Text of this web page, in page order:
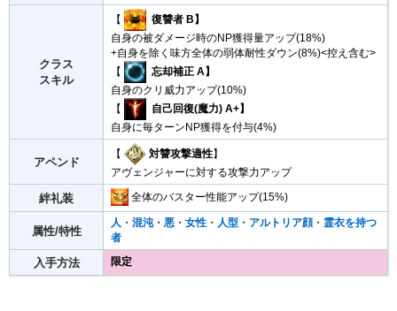
クラス
スキル
【
復讐者 B】
自身の被ダメージ時のNP獲得量アップ(18%)
+自身を除く味方全体の弱体耐性ダウン(8%)<控え含む>
【
忘却補正 A】
自身のクリ威力アップ(10%)
【
自己回復(魔力) A+】
自身に毎ターンNP獲得を付与(4%)
アペンド
【 対讐攻撃適性】
アヴェンジャーに対する攻撃力アップ
絆礼装 全体のバスター性能アップ(15%)
属性/特性
人 ・ 混沌・ 悪 ・ 女性 ・ 人型 ・ アルトリア顔・ 霊衣を持つ
者
入手方法 限定